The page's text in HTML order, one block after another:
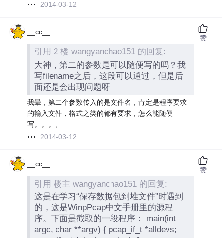
2014-03-12
__cc__
引用 2 楼 wangyanchao151 的回复:
大神，第二的参数是可以随便写的吗？我
写filename之后，这段可以通过，但是后
面还是会出现问题呀
我晕，第二个参数传入的是文件名，肯定是程序要求
的输入文件，格式之类的都有要求，怎么能随便
写。。。。
2014-03-12
赞
__cc__
引用 楼主 wangyanchao151 的回复:
这是在学习“保存数据包到堆文件”时遇到
的，这是WinpPcap中文手册里的源程
序。下面是截取的一段程序： main(int
argc, char **argv) { pcap_if_t *alldevs;
赞